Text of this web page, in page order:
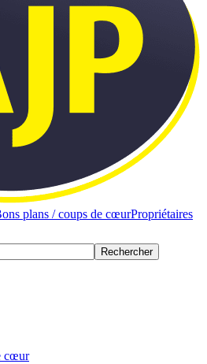
plans / coups de cœurPropriétaires
Rechercher
cœur